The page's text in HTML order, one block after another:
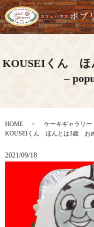
KOUSEIくん ほ
–
HOME
ケーキギャラリー
KOUSEIくん ほんとは3歳 おめ
2021/09/18